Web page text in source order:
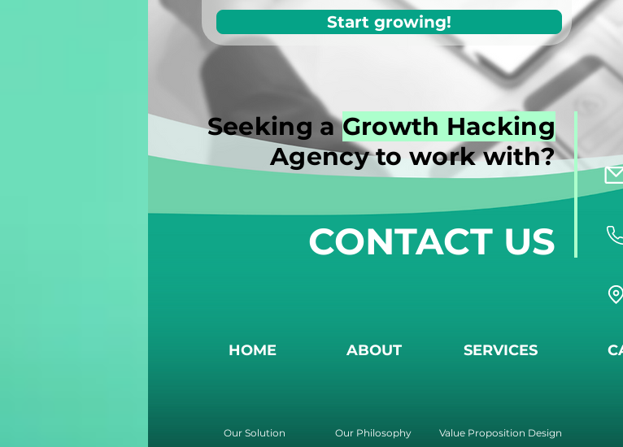
Start growing!
HOME ABOUT SERVICES
Our Solution
Our Philosophy
Value Proposition Design
Seeking aGrowth Hacking
Agency to work with?
CONTACT US